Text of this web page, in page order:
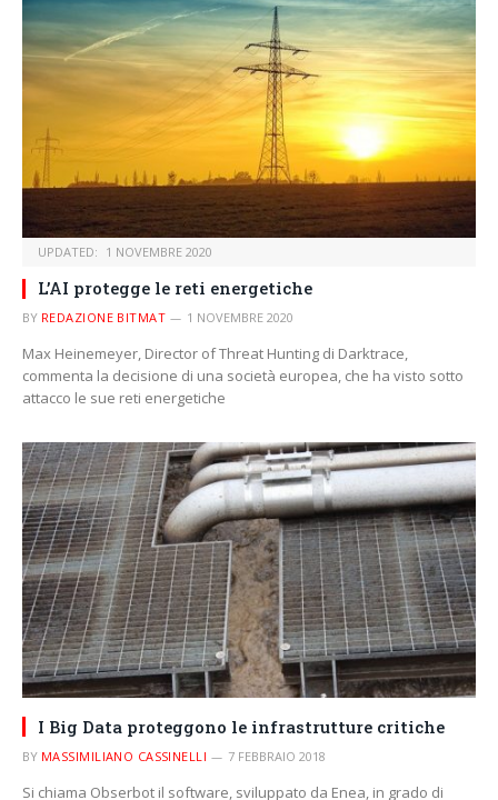
UPDATED: 1 NOVEMBRE 2020
L’AI protegge le reti energetiche
BY REDAZIONE BITMAT 1 NOVEMBRE 2020
Max Heinemeyer, Director of Threat Hunting di Darktrace,
commenta la decisione di una società europea, che ha visto sotto
attacco le sue reti energetiche
I Big Data proteggono le infrastrutture critiche
BY MASSIMILIANO CASSINELLI 7 FEBBRAIO 2018
Si chiama Obserbot il software, sviluppato da Enea, in grado di